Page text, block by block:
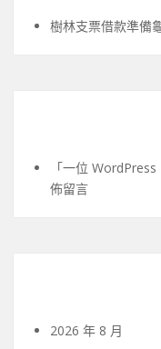
樹林支票借款準備
「一位 WordPress
佈留言
2026 年 8 月